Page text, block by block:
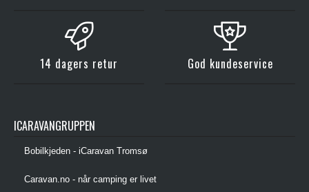
14 dagers retur God kundeservice
ICARAVANGRUPPEN
Bobilkjeden - iCaravan Tromsø
Caravan.no - når camping er livet